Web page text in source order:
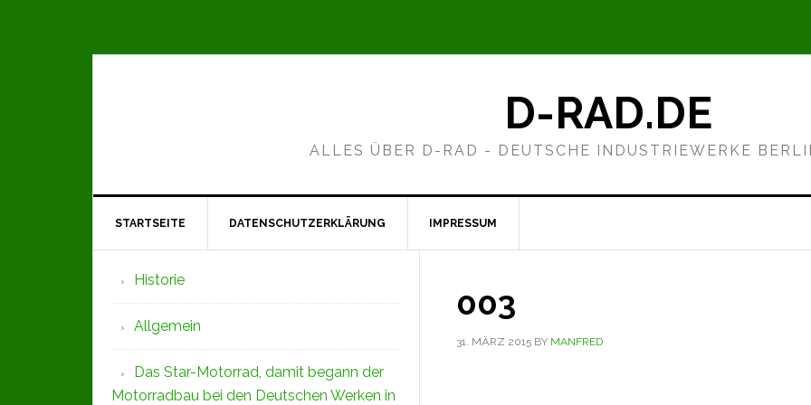
D-RAD.DE
ALLES ÜBER D-RAD - DEUTSCHE INDUSTRIEWERKE
STARTSEITE DATENSCHUTZERKLÄRUNG IMPRESSUM
003
31. MÄRZ 2015 BY MANFRED
Seitenspalte
Historie
Allgemein
Das Star-Motorrad, damit begann der
Motorradbau bei den Deutschen Werken in